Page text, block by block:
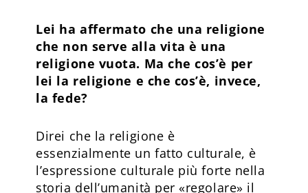
Lei ha affermato che una religione
che non serve alla vita è una
religione vuota. Ma che cos’è per
lei la religione e che cos’è, invece,
la fede?
Direi che la religione è
essenzialmente un fatto culturale, è
l’espressione culturale più forte nella
storia dell’umanità per «regolare» il